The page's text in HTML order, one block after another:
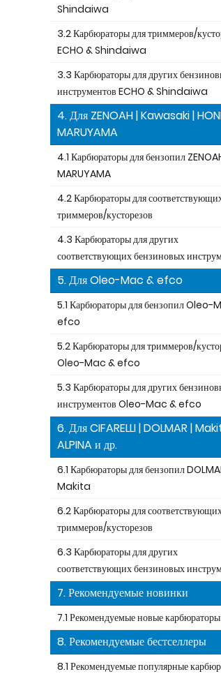
Shindaiwa
3.2 Карбюраторы для триммеров/
ECHO & Shindaiwa
3.3 Карбюраторы для других
инструментов ECHO & Shindaiwa
4. Для ZENOAH | Kawasaki |
MARUYAMA
4.1 Карбюраторы для бензопил
MARUYAMA
4.2 Карбюраторы для
триммеров/кусторезов
4.3 Карбюраторы для других
соответствующих бензиновых
5. Для Oleo-Mac & efco
5.1 Карбюраторы для бензопил Oleo-
efco
5.2 Карбюраторы для триммеров/
Oleo-Mac & efco
5.3 Карбюраторы для других
инструментов Oleo-Mac & efco
6. Для CIFARELLI | DOLMAR |
ALPINA и др.
6.1 Карбюраторы для бензопил
Makita
6.2 Карбюраторы для
триммеров/кусторезов
6.3 Карбюраторы для других
соответствующих бензиновых
7. Рекомендуемые новинки
7.1 Рекомендуемые новые карбюраторы
8. Рекомендуемые бестселлеры
8.1 Рекомендуемые популярные